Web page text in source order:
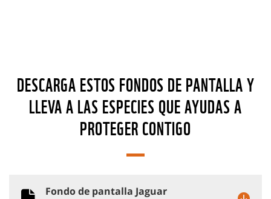
DESCARGA ESTOS FONDOS DE PANTALLA Y
LLEVA A LAS ESPECIES QUE AYUDAS A
PROTEGER CONTIGO
Fondo de pantalla Jaguar